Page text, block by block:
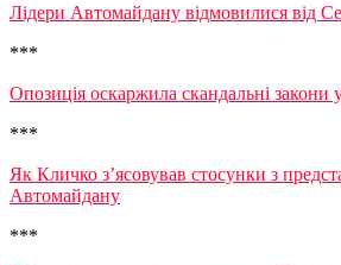
Лідери Автомайдану відмовилися від
***
Опозиція оскаржила скандальні закони у
***
Як Кличко з’ясовував стосунки з
Автомайдану
***